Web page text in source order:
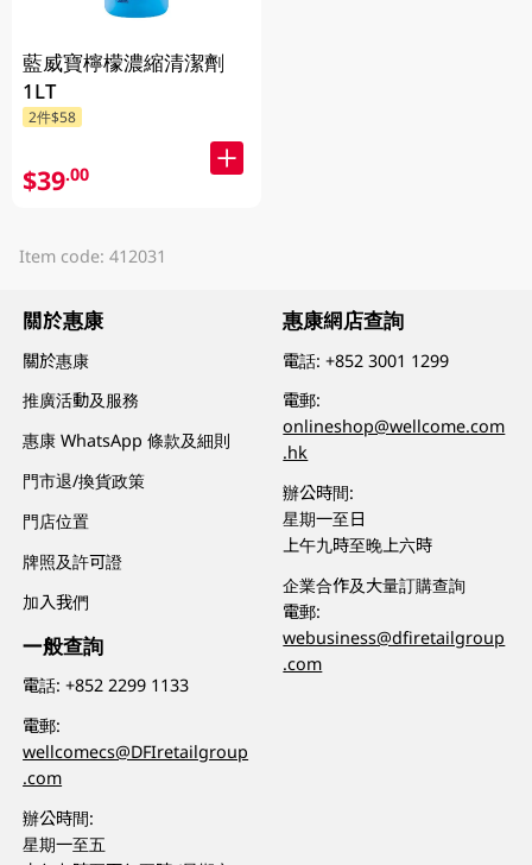
藍威寶檸檬濃縮清潔劑
1LT
2件$58
$39.00
Item code: 412031
關於惠康
關於惠康
推廣活動及服務
惠康 WhatsApp 條款及細則
門市退/換貨政策
門店位置
牌照及許可證
加入我們
一般查詢
電話:+852 2299 1133
電郵:
wellcomecs@DFIretailgroup
.com
辦公時間:
星期一至五
惠康網店查詢
電話:+852 3001 1299
電郵:
onlineshop@wellcome.com
.hk
辦公時間:
星期一至日
上午九時至晚上六時
企業合作及大量訂購查詢
電郵:
webusiness@dfiretailgroup
.com